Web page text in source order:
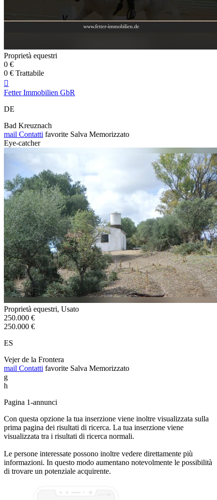
Proprietà equestri
0 €
0 € Trattabile

Fetter Immobilien GbR
DE
Bad Kreuznach
mail Contatti favorite Salva Memorizzato
Eye-catcher
Proprietà equestri, Usato
250.000 €
250.000 €
ES
Vejer de la Frontera
mail Contatti favorite Salva Memorizzato
g
h
Pagina 1-annunci
Con questa opzione la tua inserzione viene inoltre visualizzata sulla
prima pagina dei risultati di ricerca. La tua inserzione viene
visualizzata tra i risultati di ricerca normali.
Le persone interessate possono inoltre vedere direttamente più
informazioni. In questo modo aumentano notevolmente le possibilità
di trovare un potenziale acquirente.